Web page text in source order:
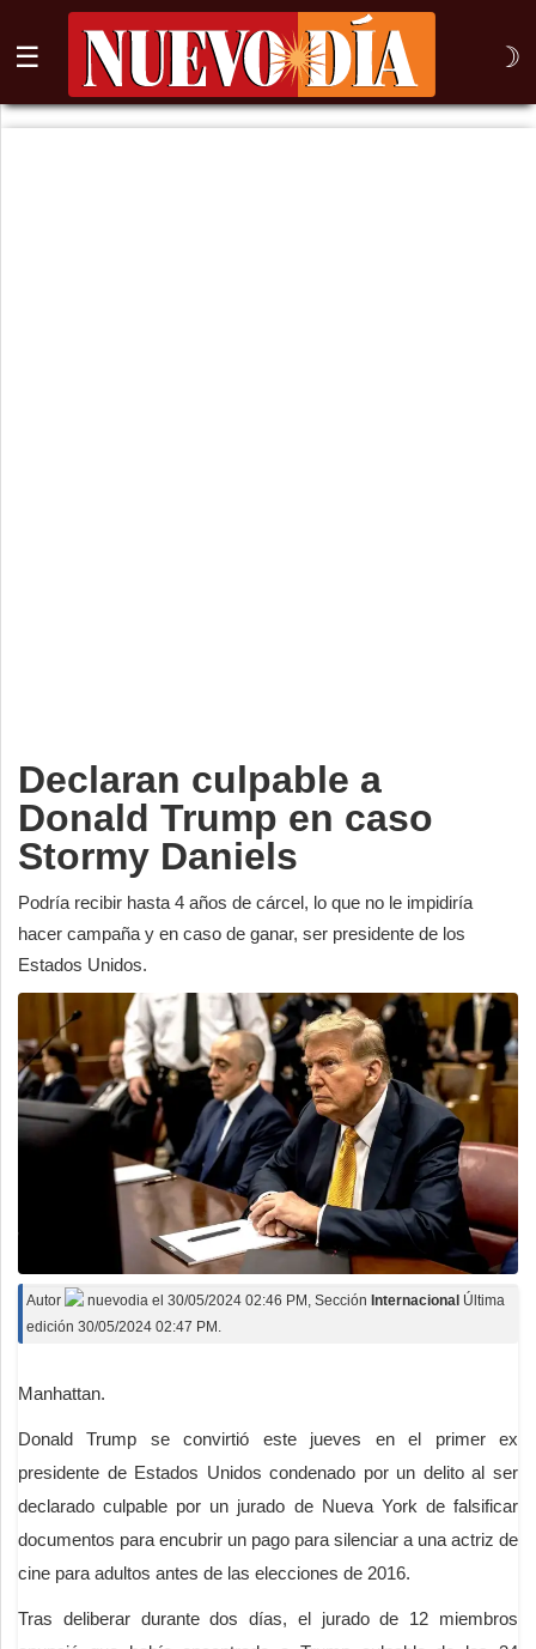
☰ ☽
⌕
Declaran culpable a
Donald Trump en caso
Stormy Daniels
Podría recibir hasta 4 años de cárcel, lo que no le impidiría
hacer campaña y en caso de ganar, ser presidente de los
Estados Unidos.
Autor nuevodia el 30/05/2024 02:46 PM , Sección Internacional Última
edición 30/05/2024 02:47 PM.
Manhattan.
Donald Trump se convirtió este jueves en el primer ex
presidente de Estados Unidos condenado por un delito al ser
declarado culpable por un jurado de Nueva York de falsificar
documentos para encubrir un pago para silenciar a una actriz de
cine para adultos antes de las elecciones de 2016.
Tras deliberar durante dos días, el jurado de 12 miembros